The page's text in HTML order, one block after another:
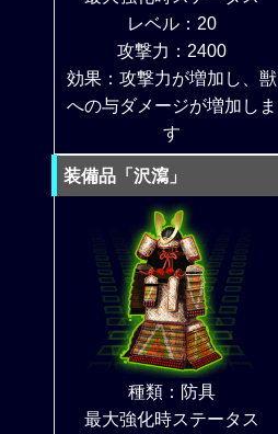
レベル：20
攻撃力：2400
効果：攻撃力が増加し、獣
への与ダメージが増加しま
す
装備品「沢瀉」
種類：防具
最大強化時ステータス